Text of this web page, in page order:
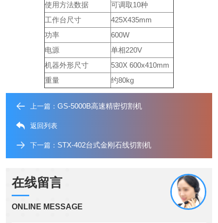
使用方法数据
可调取10种
工作台尺寸
425X435mm
功率
600W
电源
单相220V
机器外形尺寸
530X 600x410mm
重量
约80kg
上一篇： GS-5000B高速精密切割机
返回列表
下一篇： STX-402台式金刚石线切割机
在线留言
ONLINE MESSAGE